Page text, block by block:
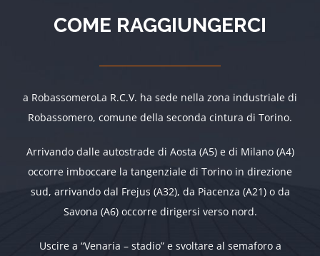
COME RAGGIUNGERCI
a RobassomeroLa R.C.V. ha sede nella zona industriale di
Robassomero, comune della seconda cintura di Torino.
Arrivando dalle autostrade di Aosta (A5) e di Milano (A4)
occorre imboccare la tangenziale di Torino in direzione
sud, arrivando dal Frejus (A32), da Piacenza (A21) o da
Savona (A6) occorre dirigersi verso nord.
Uscire a “Venaria – stadio” e svoltare al semaforo a